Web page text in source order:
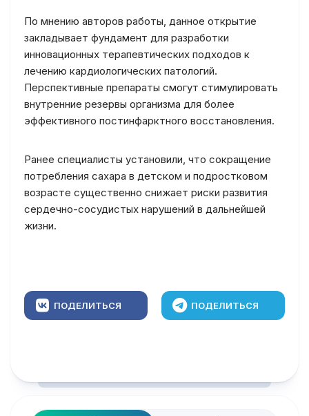
По мнению авторов работы, данное открытие
закладывает фундамент для разработки
инновационных терапевтических подходов к
лечению кардиологических патологий.
Перспективные препараты смогут стимулировать
внутренние резервы организма для более
эффективного постинфарктного восстановления.
Ранее специалисты установили, что сокращение
потребления сахара в детском и подростковом
возрасте существенно снижает риски развития
сердечно-сосудистых нарушений в дальнейшей
жизни.
ПОДЕЛИТЬСЯ ПОДЕЛИТЬСЯ